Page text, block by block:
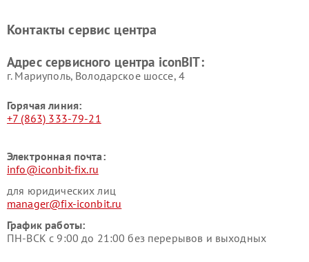
Контакты сервис центра
Адрес сервисного центра iconBIT:
г. Мариуполь, Володарское шоссе, 4
Горячая линия:
+7 (863) 333-79-21
Электронная почта:
info@iconbit-fix.ru
для юридических лиц
manager@fix-iconbit.ru
График работы:
ПН-ВСК с 9:00 до 21:00 без перерывов и выходных